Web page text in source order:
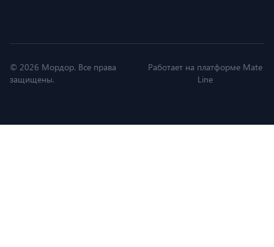
© 2026 Мордор. Все права
защищены.
Работает на платформе Mate
Line